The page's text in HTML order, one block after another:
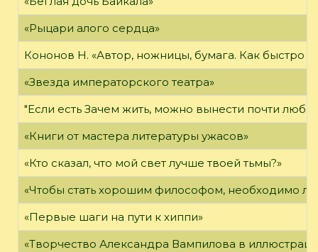
«Рыцари алого сердца»
Кононов Н. «Автор, ножницы, бумага. Как быстро
«Звезда императорского театра»
"Если есть Зачем жить, можно вынести почти
«Книги от мастера литературы ужасов»
«Кто сказал, что мой свет лучше твоей тьмы?»
«Чтобы стать хорошим философом, необходимо
«Первые шаги на пути к хиппи»
«Творчество Александра Вампилова в